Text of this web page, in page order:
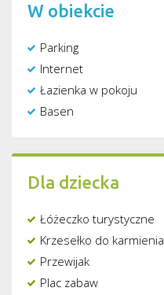
W obiekcie
Parking
Internet
Łazienka w pokoju
Basen
Dla dziecka
Łóżeczko turystyczne
Krzesełko do karmienia
Przewijak
Plac zabaw